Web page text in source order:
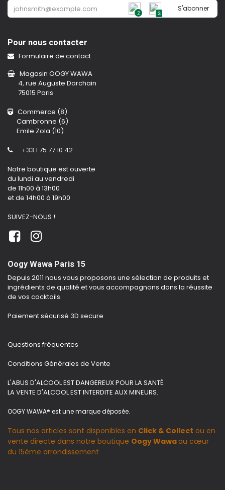
2 3
S'abonner
Pour nous contacter
Formulaire de contact
Magasin OOGY WAWA
4, rue Auguste Dorchain
75015 Paris
Commerce (8)
Cambronne (6)
Emile Zola (10)
+33 1 75 77 10 42
Notre boutique est ouverte
du lundi au vendredi
de 11h00 à 13h00
et de 14h00 à 19h00
SUIVEZ-NOUS !
Oogy Wawa Paris 15
Depuis 2011 nous vous proposons une sélection de produits et
ingrédients de qualité et vous accompagnons dans la réussite
de vos cocktails.
Paiement sécurisé 3D secure
Questions fréquentes
Conditions Générales de Vente
L'ABUS D'ALCOOL EST DANGEREUX POUR LA SANTÉ.
LA VENTE D'ALCOOL EST INTERDITE AUX MINEURS.
OOGY WAWA® est une marque déposée.
Tous nos articles sont disponibles en Click & Collect ou en
vente directe dans notre boutique Oogy Wawaau cœur
du 15ème arrondissement